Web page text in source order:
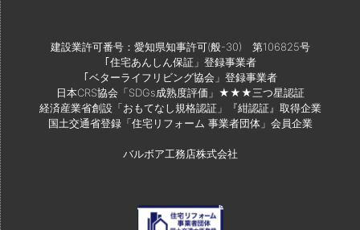
建設業許可番号：愛知県知事許可(般-30) 第106825号
｢住宅あんしん保証」登録事業者
｢ベターライフリビング協会」登録事業者
日本CRS協会「SDGs成熟度評価」★★★三つ星認証
経済産業省創設「おもてなし規格認証」『紺認証』取得企業
国土交通省登録「住宅リフォーム 事業者団体」会員企業
バルボア工務店株式会社